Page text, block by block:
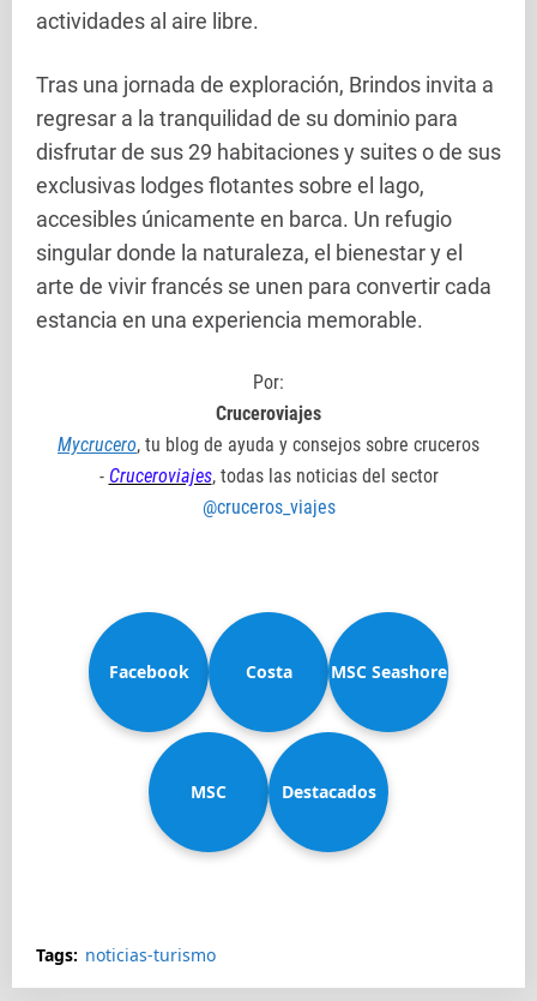
actividades al aire libre.
Tras una jornada de exploración, Brindos invita a
regresar a la tranquilidad de su dominio para
disfrutar de sus 29 habitaciones y suites o de sus
exclusivas lodges flotantes sobre el lago,
accesibles únicamente en barca. Un refugio
singular donde la naturaleza, el bienestar y el
arte de vivir francés se unen para convertir cada
estancia en una experiencia memorable.
Por:
Cruceroviajes
Mycrucero, tu blog de ayuda y consejos sobre cruceros
- Cruceroviajes, todas las noticias del sector
@cruceros_viajes
Facebook Costa
Diadema
MSC Seashore
MSC Destacados
Tags: noticias-turismo